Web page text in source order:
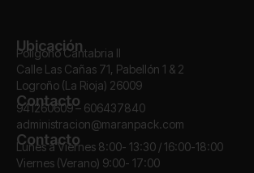
Ubicación
Polígono Cantabria II
Calle Las Cañas 71, Pabellón 1 & 2
Logroño (La Rioja) 26009
Contacto
941260609 – 606437840
administracion@maranpack.com
Contacto
Lunes a Viernes 8:00- 13:30 / 16:00-18:00
Viernes (Verano) 9:00- 17:00